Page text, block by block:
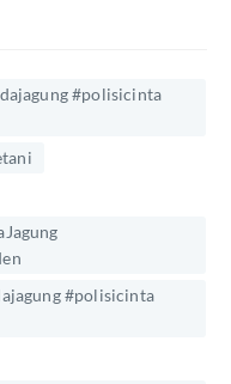
#polisicinta
#polisicinta